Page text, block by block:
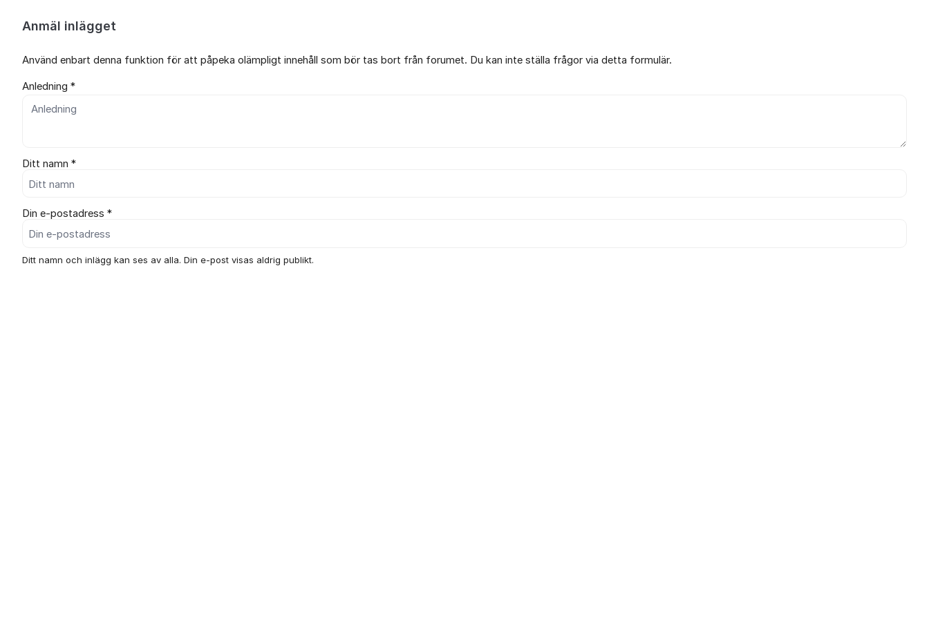
Anmäl inlägget
Använd enbart denna funktion för att påpeka olämpligt innehåll som bör tas bort från forumet. Du kan inte ställa frågor via detta formulär.
Anledning *
Ditt namn *
Din e-postadress *
Ditt namn och inlägg kan ses av alla. Din e-post visas aldrig publikt.